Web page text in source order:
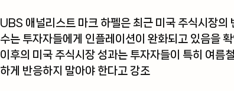
UBS 애널리스트 마크 하펠은 최근 미국 주식시장의
수는 투자자들에게 인플레이션이 완화되고 있음을
이후의 미국 주식시장 성과는 투자자들이 특히 여름
하게 반응하지 말아야 한다고 강조